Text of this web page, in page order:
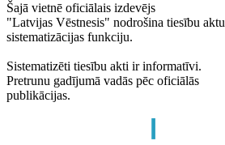
Šajā vietnē oficiālais izdevējs
"Latvijas Vēstnesis" nodrošina tiesību aktu
sistematizācijas funkciju.
Sistematizēti tiesību akti ir informatīvi.
Pretrunu gadījumā vadās pēc oficiālās
publikācijas.